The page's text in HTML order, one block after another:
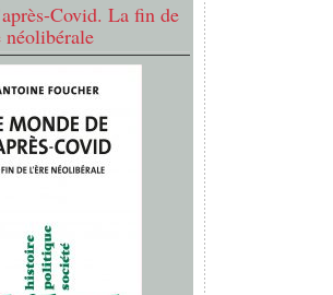
Covid. La fin de
néolibérale